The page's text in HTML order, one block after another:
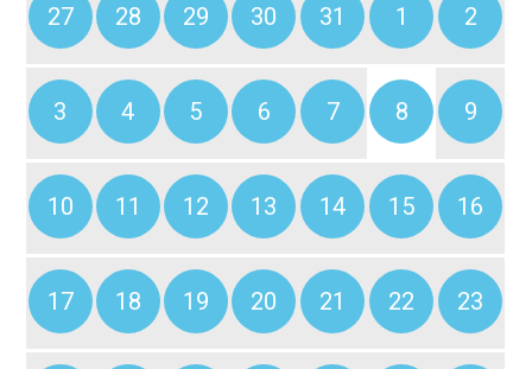
27 28 29 30 31 1 2
3 4 5 6 7 8 9
10 11 12 13 14 15 16
17 18 19 20 21 22 23